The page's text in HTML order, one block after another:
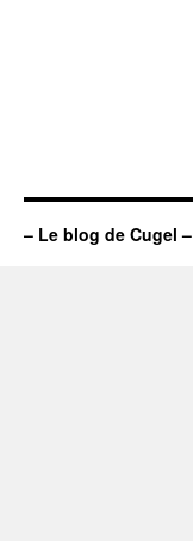
– Le blog de Cugel –